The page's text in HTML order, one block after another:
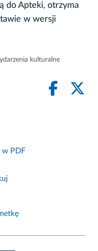
do Apteki, otrzyma
w wersji
kulturalne
w PDF